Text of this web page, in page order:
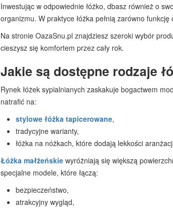
Inwestując w odpowiednie łóżko, dbasz również o
organizmu. W praktyce łóżka pełnią zarówno
Na stronie OazaSnu.pl znajdziesz szeroki wybór
cieszysz się komfortem przez cały rok.
Jakie są dostępne rodzaje
Rynek łóżek sypialnianych zaskakuje bogactwem
natrafić na:
stylowe łóżka tapicerowane,
tradycyjne warianty,
łóżka na nóżkach, które dodają lekkości
Łóżka małżeńskie wyróżniają się większą
specjalne modele, które łączą:
bezpieczeństwo,
atrakcyjny wygląd,